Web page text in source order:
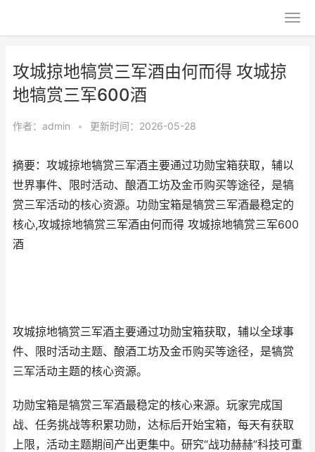
攻城掠地犒赏三军酒由何而得 攻城掠
地犒赏三军600酒
作者： admin • 更新时间：2026-05-28
摘要：攻城掠地犒赏三军酒主要通过功勋宝箱获取，辅以
世界事件、限时活动、酿酒工坊及金币购买等途径，是犒
赏三军活动的核心资源。功勋宝箱是犒赏三军酒最稳定的
核心,攻城掠地犒赏三军酒由何而得 攻城掠地犒赏三军600
酒
攻城掠地犒赏三军酒主要通过功勋宝箱获取，辅以全球事
件、限时活动主题、酿酒工坊及金币购买等途径，是犒赏
三军活动主题的核心资源。
功勋宝箱是犒赏三军酒最稳定的核心来源。玩家完成国
战、任务挑战等积累功勋，达标后开始宝箱，每天有获取
上限，活动主题期间产出更集中。研究“战功赫赫”科技可重